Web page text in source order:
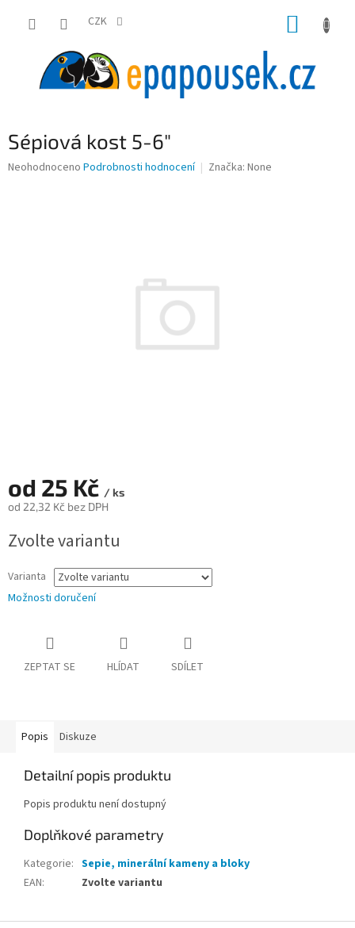
CZK
Sépiová kost 5-6"
Průměrné
Neohodnoceno Podrobnosti hodnocení Značka: None
od 25 Kč / ks
od 22,32 Kč bez DPH
cena:
Zvolte variantu
Varianta
Možnosti doručení
ZEPTAT SE HLÍDAT SDÍLET
Popis Diskuze
Detailní popis produktu
Popis produktu není dostupný
Doplňkové parametry
Kategorie: Sepie, minerální kameny a bloky
EAN: Zvolte variantu